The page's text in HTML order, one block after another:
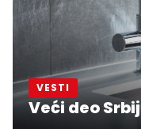
VESTI
Veći deo